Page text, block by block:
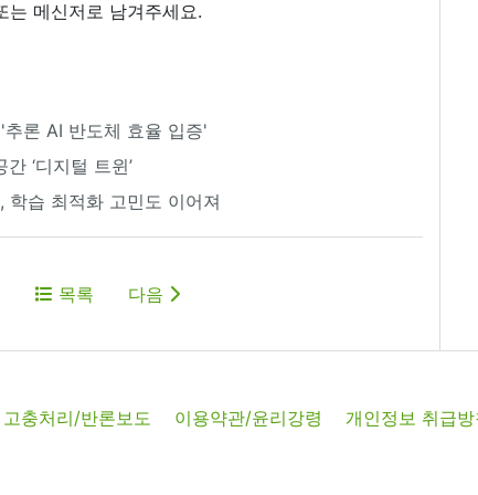
는 메신저로 남겨주세요.
'추론 AI 반도체 효율 입증'
‘디지털 트윈’
학습 최적화 고민도 이어져
목록 다음
충처리/반론보도 이용약관/윤리강령 개인정보 취급방